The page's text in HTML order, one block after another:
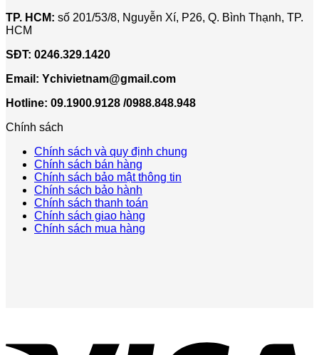
TP. HCM: số 201/53/8, Nguyễn Xí, P26, Q. Bình Thạnh, TP.
HCM
SĐT: 0246.329.1420
Email: Ychivietnam@gmail.com
Hotline: 09.1900.9128 /0988.848.948
Chính sách
Chính sách và quy định chung
Chính sách bán hàng
Chính sách bảo mật thông tin
Chính sách bảo hành
Chính sách thanh toán
Chính sách giao hàng
Chính sách mua hàng